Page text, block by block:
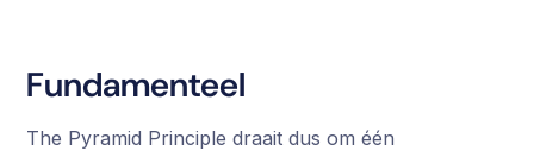
Fundamenteel
The Pyramid Principle draait dus om één